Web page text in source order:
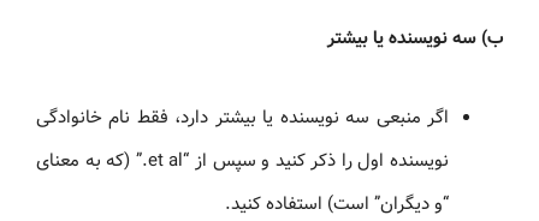
ب) سه نویسنده یا بیشتر
اگر منبعی سه نویسنده یا بیشتر دارد، فقط نام خانوادگی
نویسنده اول را ذکر کنید و سپس از “et al.” (که به معنای
“و دیگران” است) استفاده کنید.